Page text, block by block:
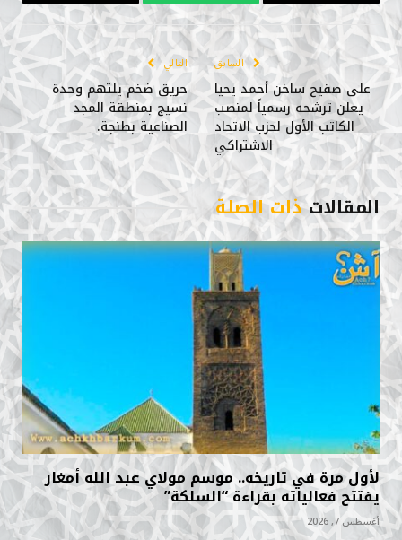
البريد
الإلكتروني
واتساب
Copy
Link
السابق
على صفيح ساخن أحمد يحيا
يعلن ترشحه رسمياً لمنصب
الكاتب الأول لحزب الاتحاد
الاشتراكي
التالي
حريق ضخم يلتهم وحدة
نسيج بمنطقة المجد
الصناعية بطنجة.
المقالاتذات الصلة
لأول مرة في تاريخه.. موسم مولاي عبد الله أمغار
يفتتح فعالياته بقراءة “السلكة”
أغسطس 7, 2026